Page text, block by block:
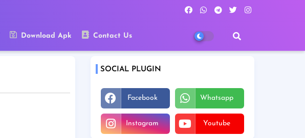
Download Apk Contact Us
SOCIAL PLUGIN
Facebook Whatsapp
Instagram Youtube